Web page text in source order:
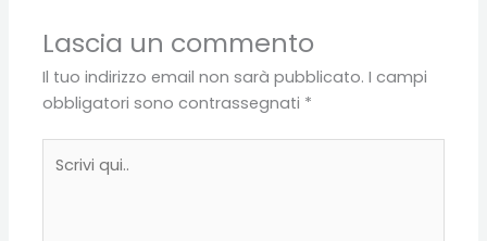
Lascia un commento
Il tuo indirizzo email non sarà pubblicato. I campi
obbligatori sono contrassegnati *
qui..